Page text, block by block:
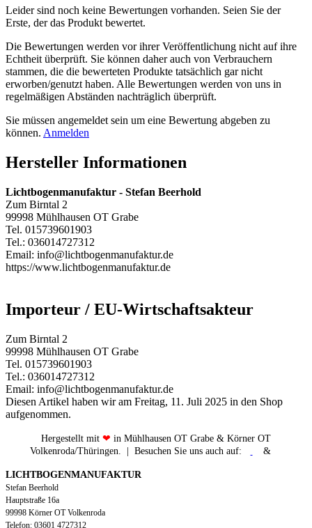
Leider sind noch keine Bewertungen vorhanden. Seien Sie der
Erste, der das Produkt bewertet.
Die Bewertungen werden vor ihrer Veröffentlichung nicht auf ihre
Echtheit überprüft. Sie können daher auch von Verbrauchern
stammen, die die bewerteten Produkte tatsächlich gar nicht
erworben/genutzt haben. Alle Bewertungen werden von uns in
regelmäßigen Abständen nachträglich überprüft.
Sie müssen angemeldet sein um eine Bewertung abgeben zu
können. Anmelden
Hersteller Informationen
Lichtbogenmanufaktur - Stefan Beerhold
Zum Birntal 2
99998 Mühlhausen OT Grabe
Tel. 015739601903
Tel.: 036014727312
Email: info@lichtbogenmanufaktur.de
https://www.lichtbogenmanufaktur.de
Importeur / EU-Wirtschaftsakteur
Zum Birntal 2
99998 Mühlhausen OT Grabe
Tel. 015739601903
Tel.: 036014727312
Email: info@lichtbogenmanufaktur.de
Diesen Artikel haben wir am Freitag, 11. Juli 2025 in den Shop
aufgenommen.
Hergestellt mit ❤ in Mühlhausen OT Grabe & Körner OT
Volkenroda/Thüringen. | Besuchen Sie uns auch auf:
&
LICHTBOGENMANUFAKTUR
Stefan Beerhold
Hauptstraße 16a
99998 Körner OT Volkenroda
Telefon: 03601 4727312